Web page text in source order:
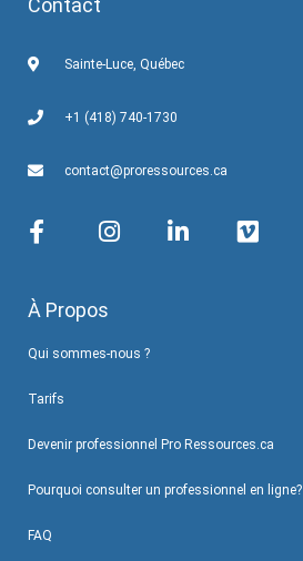
Contact
Sainte-Luce, Québec
+1 (418) 740-1730
contact@proressources.ca
À Propos
Qui sommes-nous ?
Tarifs
Devenir professionnel Pro Ressources.ca
Pourquoi consulter un professionnel en ligne?
FAQ